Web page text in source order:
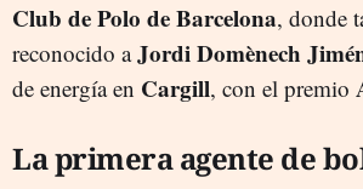
Club de Polo de Barcelona, donde
reconocido aJordi Domènech
de energía en Cargill, con el premio
La primera agente de